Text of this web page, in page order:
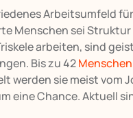
Arbeitsumfeld
Menschen sei
arbeiten, sind
Bis zu 42
werden sie meist vom
eine Chance. Aktuell